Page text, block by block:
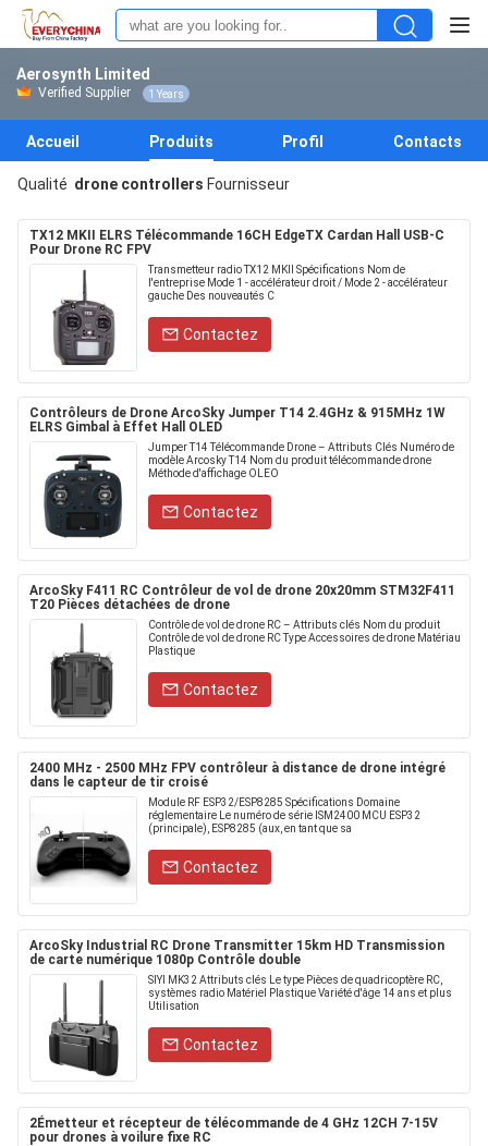
Aerosynth Limited
Verified Supplier 1 Years
Accueil Produits Profil Contacts
Qualité drone controllers Fournisseur
TX12 MKII ELRS Télécommande 16CH EdgeTX Cardan Hall USB‑C
Pour Drone RC FPV
Transmetteur radio TX12 MKII Spécifications Nom de
l'entreprise Mode 1 - accélérateur droit / Mode 2 - accélérateur
gauche Des nouveautés C
Contactez
Contrôleurs de Drone ArcoSky Jumper T14 2.4GHz & 915MHz 1W
ELRS Gimbal à Effet Hall OLED
Jumper T14 Télécommande Drone – Attributs Clés Numéro de
modèle Arcosky T14 Nom du produit télécommande drone
Méthode d'affichage OLEO
Contactez
ArcoSky F411 RC Contrôleur de vol de drone 20x20mm STM32F411
T20 Pièces détachées de drone
Contrôle de vol de drone RC – Attributs clés Nom du produit
Contrôle de vol de drone RC Type Accessoires de drone Matériau
Plastique
Contactez
2400 MHz - 2500 MHz FPV contrôleur à distance de drone intégré
dans le capteur de tir croisé
Module RF ESP32/ESP8285 Spécifications Domaine
réglementaire Le numéro de série ISM2400 MCU ESP32
(principale), ESP8285 (aux, en tant que sa
Contactez
ArcoSky Industrial RC Drone Transmitter 15km HD Transmission
de carte numérique 1080p Contrôle double
SIYI MK32 Attributs clés Le type Pièces de quadricoptère RC,
systèmes radio Matériel Plastique Variété d'âge 14 ans et plus
Utilisation
Contactez
2Émetteur et récepteur de télécommande de 4 GHz 12CH 7‐15V
pour drones à voilure fixe RC